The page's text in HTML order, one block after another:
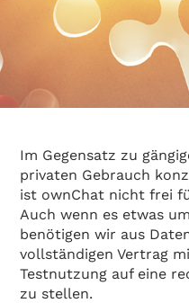
Im Gegensatz zu
privaten Gebrauch
ist ownChat nicht frei
Auch wenn es etwas
benötigen wir aus
vollständigen Vertrag
Testnutzung auf eine
zu stellen.